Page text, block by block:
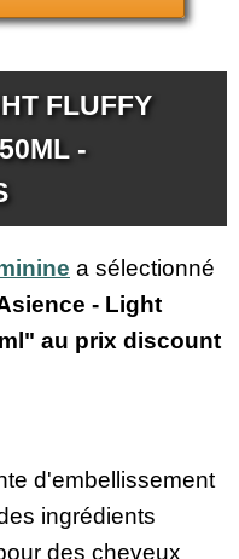
FLUFFY
-
a sélectionné
- Light
au prix discount
d'embellissement
ingrédients
des cheveux